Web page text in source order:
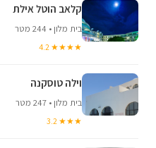
קלאב הוטל אילת
בית מלון • 244 מטר
★★★★ 4.2
וילה טוסקנה
בית מלון • 247 מטר
★★★ 3.2